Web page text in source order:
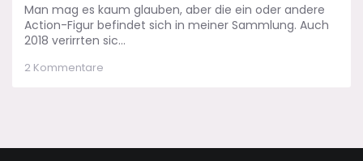
Man mag es kaum glauben, aber die ein oder andere
Action-Figur befindet sich in meiner Sammlung. Auch
2018 verirrten sic...
2 Kommentare